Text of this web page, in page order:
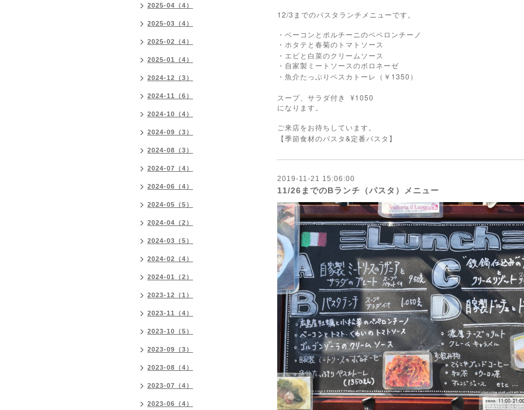
12/3までのパスタランチメニューです。
・ベーコンとポルチーニのペペロンチーノ
・ホタテと春菊のトマトソース
・エビと白菜のクリームソース
・自家製ミートソースのボロネーゼ
・魚介たっぷりペスカトーレ（￥ 1350 ）
スープ、サラダ付き ¥1050
になります。
ご来店をお待ちしています。
【季節食材のパスタ & 定番パスタ】
2019-11-21 15:06:00
11/26までのBランチ（パスタ）メニュー
2025-04（4）
2025-03（4）
2025-02（4）
2025-01（4）
2024-12（3）
2024-11（6）
2024-10（4）
2024-09（3）
2024-08（3）
2024-07（4）
2024-06（4）
2024-05（5）
2024-04（2）
2024-03（5）
2024-02（4）
2024-01（2）
2023-12（1）
2023-11（4）
2023-10（5）
2023-09（3）
2023-08（4）
2023-07（4）
2023-06（4）